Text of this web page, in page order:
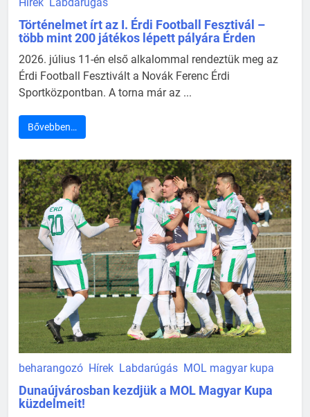
Történelmet írt az I. Érdi Football Fesztivál –
több mint 200 játékos lépett pályára Érden
2026. július 11-én első alkalommal rendeztük meg az
Érdi Football Fesztivált a Novák Ferenc Érdi
Sportközpontban. A torna már az ...
Bővebben…
beharangozó Hírek Labdarúgás MOL magyar kupa
Dunaújvárosban kezdjük a MOL Magyar Kupa
küzdelmeit!